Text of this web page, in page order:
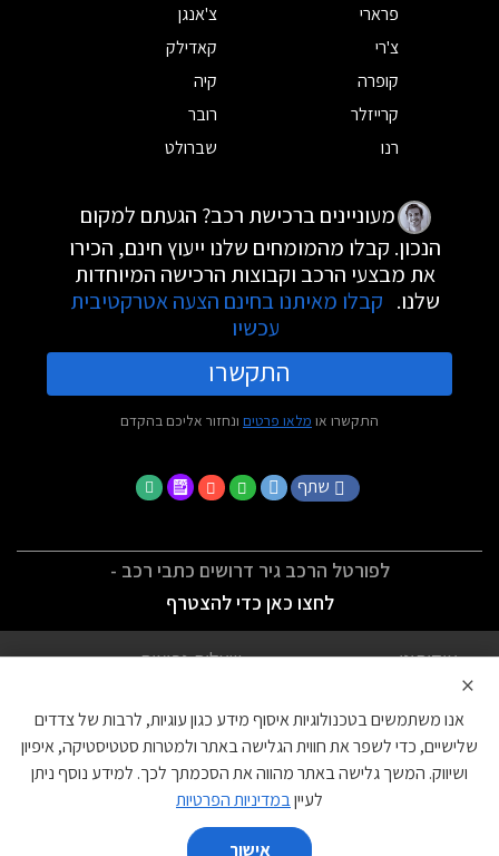
פרארי
צ'אנגן
צ'רי
קאדילק
קופרה
קיה
קרייזלר
רובר
רנו
שברולט
מעוניינים ברכישת רכב? הגעתם למקום
הנכון. קבלו מהמומחים שלנו ייעוץ חינם, הכירו
את מבצעי הרכב וקבוצות הרכישה המיוחדות
שלנו. קבלו מאיתנו בחינם הצעה אטרקטיבית
עכשיו
התקשרו
התקשרו או מלאו פרטים ונחזור אליכם בהקדם
שתף
לפורטל הרכב גיר דרושים כתבי רכב -
לחצו כאן כדי להצטרף
אודותינו
שאלות נפוצות
הצהרת נגישות
צור קשר
עוגיות
×
אנו משתמשים בטכנולוגיות איסוף מידע כגון עוגיות, לרבות של צדדים
שלישיים, כדי לשפר את חווית הגלישה באתר ולמטרות סטטיסטיקה, איפיון
ושיווק. המשך גלישה באתר מהווה את הסכמתך לכך. למידע נוסף ניתן
לעייןבמדיניות הפרטיות
אישור